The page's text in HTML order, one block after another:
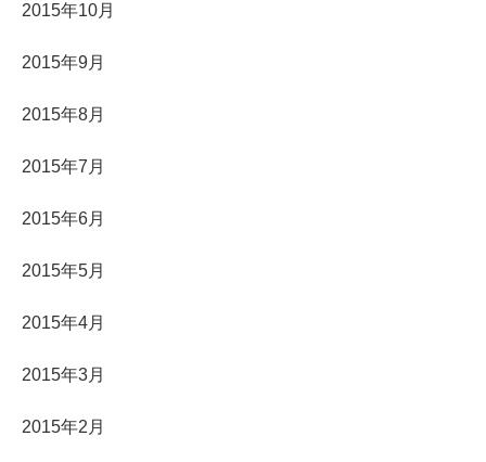
2015年10月
2015年9月
2015年8月
2015年7月
2015年6月
2015年5月
2015年4月
2015年3月
2015年2月